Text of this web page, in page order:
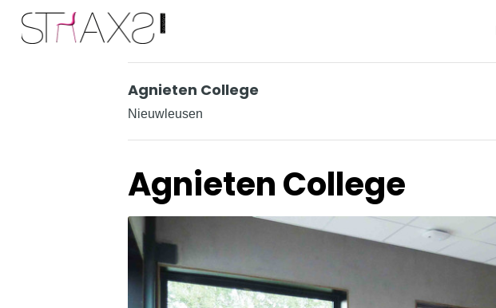
Logo Straxs
Agnieten College
Nieuwleusen
Agnieten College